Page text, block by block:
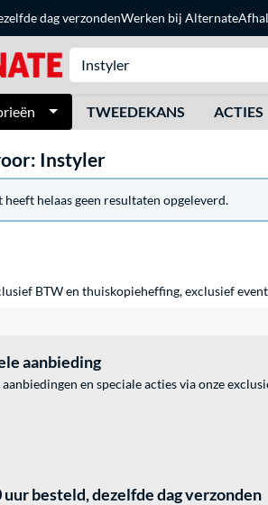
dag verzondenWerken bij Alternate
TWEEDEKANS ACTIES
Instyler
heeft helaas geen resultaten opgeleverd.
BTW en thuiskopieheffing, exclusief
aanbieding
en speciale acties via onze
uur besteld, dezelfde dag verzonden